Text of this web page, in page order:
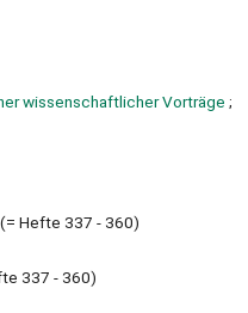
wissenschaftlicher Vorträge ;
Hefte 337 - 360)
337 - 360)